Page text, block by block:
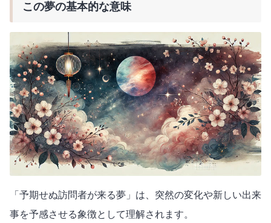
この夢の基本的な意味
「予期せぬ訪問者が来る夢」は、突然の変化や新しい出来
事を予感させる象徴として理解されます。